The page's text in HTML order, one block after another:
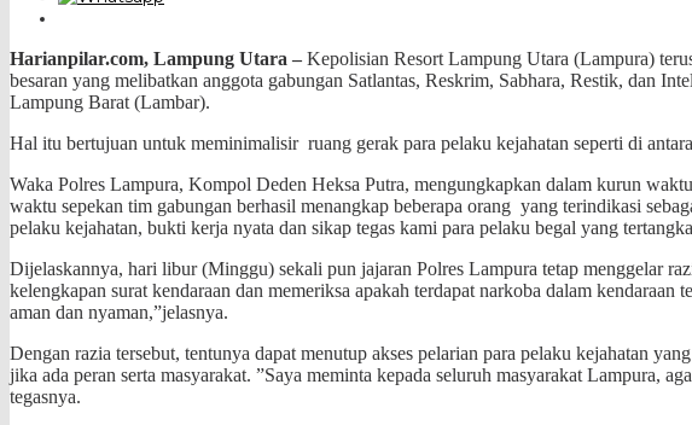
Harianpilar.com, Lampung Utara – Kepolisian Resort Lampung Utara (Lampura)
besaran yang melibatkan anggota gabungan Satlantas, Reskrim, Sabhara, Restik, dan
Lampung Barat (Lambar).
Hal itu bertujuan untuk meminimalisir ruang gerak para pelaku kejahatan seperti di
Waka Polres Lampura, Kompol Deden Heksa Putra, mengungkapkan dalam kurun
waktu sepekan tim gabungan berhasil menangkap beberapa orang yang terindikasi
pelaku kejahatan, bukti kerja nyata dan sikap tegas kami para pelaku begal yang
Dijelaskannya, hari libur (Minggu) sekali pun jajaran Polres Lampura tetap menggelar
kelengkapan surat kendaraan dan memeriksa apakah terdapat narkoba dalam
aman dan nyaman,”jelasnya.
Dengan razia tersebut, tentunya dapat menutup akses pelarian para pelaku kejahatan
jika ada peran serta masyarakat. ”Saya meminta kepada seluruh masyarakat Lampura,
tegasnya.